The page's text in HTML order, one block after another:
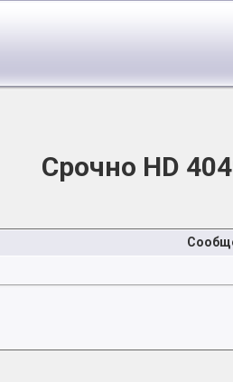
Срочно HD